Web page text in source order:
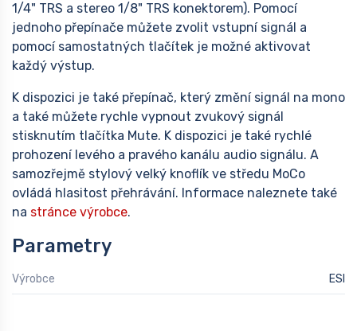
1/4" TRS a stereo 1/8" TRS konektorem). Pomocí
jednoho přepínače můžete zvolit vstupní signál a
pomocí samostatných tlačítek je možné aktivovat
každý výstup.
K dispozici je také přepínač, který změní signál na mono
a také můžete rychle vypnout zvukový signál
stisknutím tlačítka Mute. K dispozici je také rychlé
prohození levého a pravého kanálu audio signálu. A
samozřejmě stylový velký knoflík ve středu MoCo
ovládá hlasitost přehrávání. Informace naleznete také
na stránce výrobce.
Parametry
Výrobce ESI